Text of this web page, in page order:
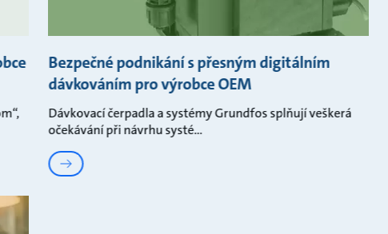
Bezpečné podnikání s přesným digitálním
dávkováním pro výrobce OEM
Dávkovací čerpadla a systémy Grundfos splňují veškerá
očekávání při návrhu systé